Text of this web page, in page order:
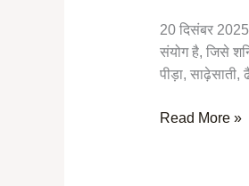
20 दिसंबर
संयोग है, जिसे
पीड़ा, साढ़ेसाती,
पूजा
और
श्रापित
शांति
Read More »